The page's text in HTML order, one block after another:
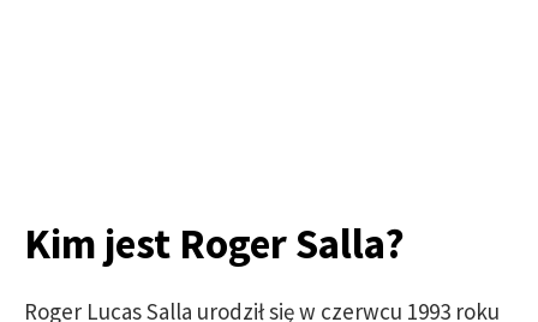
Kim jest Roger Salla?
Roger Lucas Salla urodził się w czerwcu 1993 roku